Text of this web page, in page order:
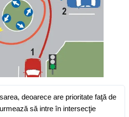
deoarece are prioritate faţă de
să intre în intersecţie